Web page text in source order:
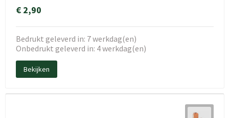
€ 2,90
Bedrukt geleverd in: 7 werkdag(en)
Onbedrukt geleverd in: 4 werkdag(en)
Bekijken